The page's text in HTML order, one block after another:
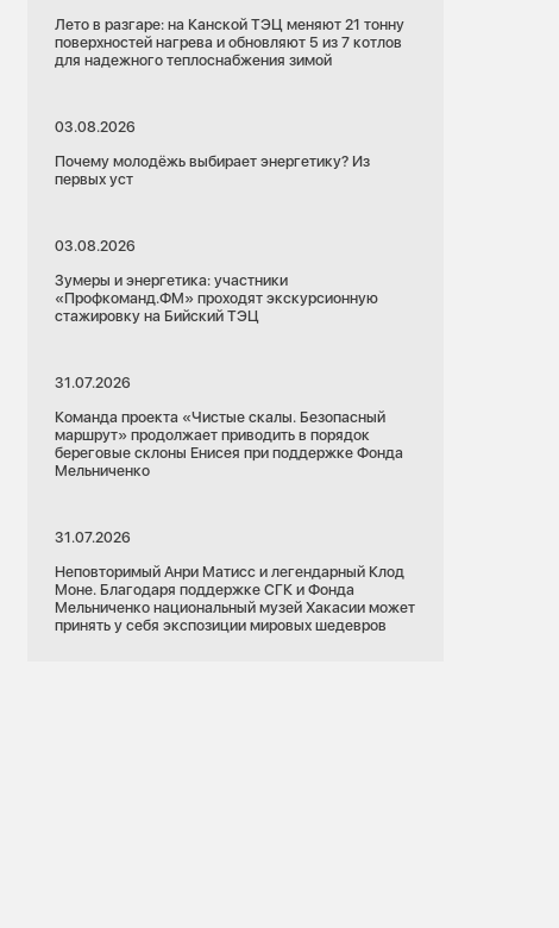
Лето в разгаре: на Канской ТЭЦ меняют 21 тонну
поверхностей нагрева и обновляют 5 из 7 котлов
для надежного теплоснабжения зимой
03.08.2026
Почему молодёжь выбирает энергетику? Из
первых уст
03.08.2026
Зумеры и энергетика: участники
«Профкоманд.ФМ» проходят экскурсионную
стажировку на Бийский ТЭЦ
31.07.2026
Команда проекта «Чистые скалы. Безопасный
маршрут» продолжает приводить в порядок
береговые склоны Енисея при поддержке Фонда
Мельниченко
31.07.2026
Неповторимый Анри Матисс и легендарный Клод
Моне. Благодаря поддержке СГК и Фонда
Мельниченко национальный музей Хакасии может
принять у себя экспозиции мировых шедевров